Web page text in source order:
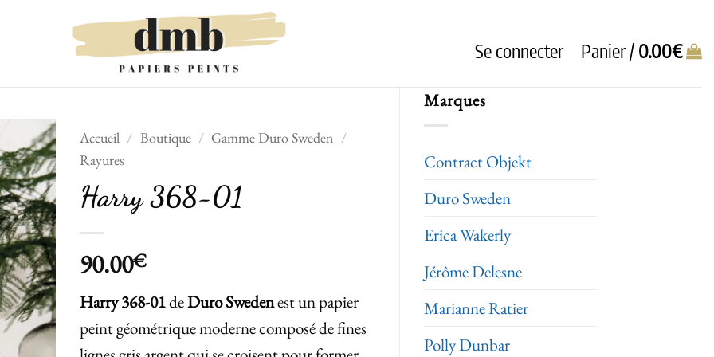
Se connecter Panier / 0.00€
Marques
Contract Objekt
Duro Sweden
Erica Wakerly
Jérôme Delesne
Marianne Ratier
Polly Dunbar
la liste
de
Accueil / Boutique / Gamme Duro Sweden /
Rayures
Harry 368-01
90.00€
Harry368-01deDuro Swedenest un papier
peint géométrique moderne composé de fines